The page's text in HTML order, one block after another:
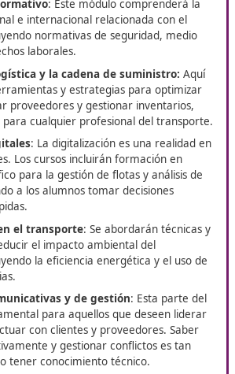
tanto al transporte de
personas.
que se evaluarán comprenden las
Derecho Civil
Derecho Mercantil
Derecho Laboral
Derecho Fiscal
y financiera de la empresa
mercados
y explotación
del curso en